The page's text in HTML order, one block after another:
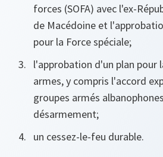
forces (SOFA) avec l'ex-
de Macédoine et
pour la Force spéciale;
l'approbation d'un plan pour
armes, y compris l'accord
groupes armés
désarmement;
un cessez-le-feu durable.